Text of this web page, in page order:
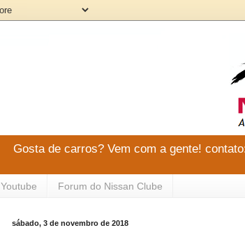
Gosta de carros? Vem com a gente!
Youtube Forum do Nissan Clube
sábado, 3 de novembro de 2018